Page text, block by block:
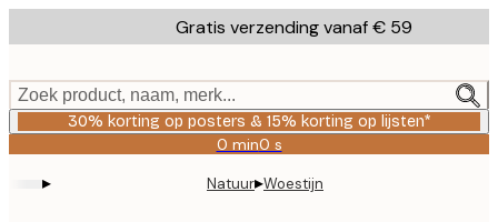
to
content.
Gratis verzending vanaf € 59
Zoek product, naam, merk...
30% korting op posters & 15% korting op lijsten*
0 min0 s
Geldig
tot:
2026-
▸ Natuur▸Woestijn